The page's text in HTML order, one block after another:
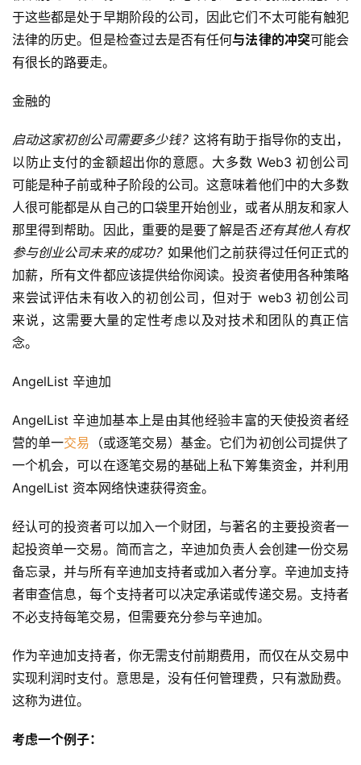
快
信
仰
h
r
9
9
9
指
数
常
用
具
荐
于这些都是处于早期阶段的公司，因此它们不太可能有触犯
法律的历史。但是检查过去是否有任何与法律的冲突可能会
有很长的路要走。
金融的
启动这家初创公司需要多少钱？这将有助于指导你的支出，
以防止支付的金额超出你的意愿。大多数 Web3 初创公司
可能是种子前或种子阶段的公司。这意味着他们中的大多数
人很可能都是从自己的口袋里开始创业，或者从朋友和家人
那里得到帮助。因此，重要的是要了解是否还有其他人有权
参与创业公司未来的成功？ 如果他们之前获得过任何正式的
加薪，所有文件都应该提供给你阅读。投资者使用各种策略
来尝试评估未有收入的初创公司，但对于 web3 初创公司
来说，这需要大量的定性考虑以及对技术和团队的真正信
念。
AngelList 辛迪加
AngelList 辛迪加基本上是由其他经验丰富的天使投资者经
营的单一交易 （或逐笔交易）基金。它们为初创公司提供了
一个机会，可以在逐笔交易的基础上私下筹集资金，并利用
AngelList 资本网络快速获得资金。
经认可的投资者可以加入一个财团，与著名的主要投资者一
起投资单一交易。简而言之，辛迪加负责人会创建一份交易
备忘录，并与所有辛迪加支持者或加入者分享。辛迪加支持
者审查信息，每个支持者可以决定承诺或传递交易。支持者
不必支持每笔交易，但需要充分参与辛迪加。
作为辛迪加支持者，你无需支付前期费用，而仅在从交易中
实现利润时支付。意思是，没有任何管理费，只有激励费。
这称为进位。
考虑一个例子：